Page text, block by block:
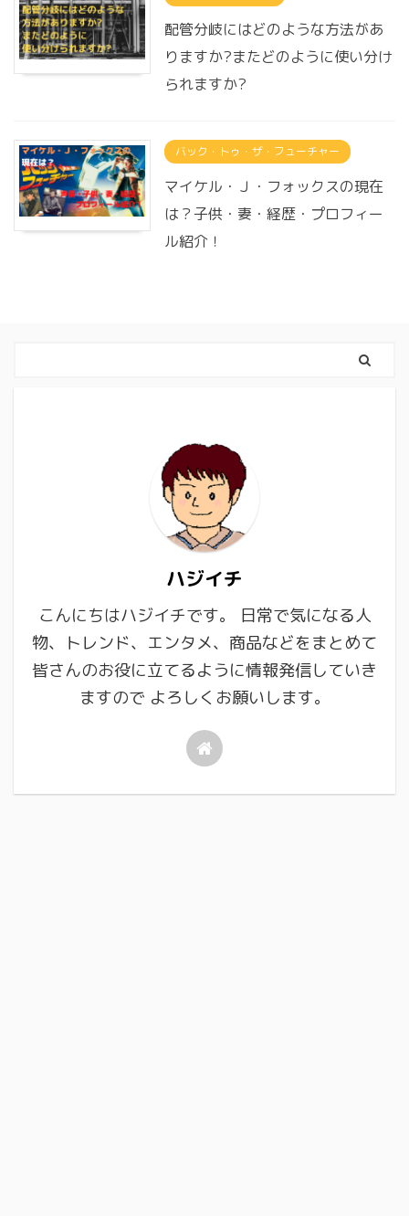
配管分岐にはどのような方法があ
りますか?またどのように使い分け
られますか?
バック・トゥ・ザ・フューチャー
マイケル・Ｊ・フォックスの現在
は？子供・妻・経歴・プロフィー
ル紹介！
ハジイチ
こんにちはハジイチです。 日常で気になる人
物、トレンド、エンタメ、商品などをまとめて
皆さんのお役に立てるように情報発信していき
ますので よろしくお願いします。